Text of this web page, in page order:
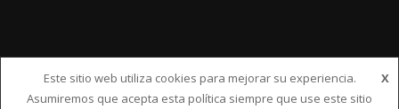
Este sitio web utiliza cookies para mejorar su experiencia.
Asumiremos que acepta esta política siempre que use este sitio
X